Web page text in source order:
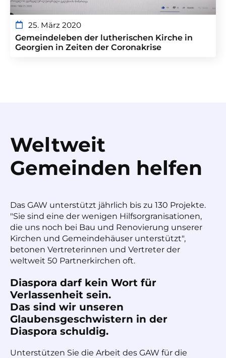
25. März 2020
Gemeindeleben der lutherischen Kirche in
Georgien in Zeiten der Coronakrise
Weltweit
Gemeinden helfen
Das GAW unterstützt jährlich bis zu 130 Projekte.
"Sie sind eine der wenigen Hilfsorgranisationen,
die uns noch bei Bau und Renovierung unserer
Kirchen und Gemeindehäuser unterstützt",
betonen Vertreterinnen und Vertreter der
weltweit 50 Partnerkirchen oft.
Diaspora darf kein Wort für
Verlassenheit sein.
Das sind wir unseren
Glaubensgeschwistern in der
Diaspora schuldig.
Unterstützen Sie die Arbeit des GAW für die